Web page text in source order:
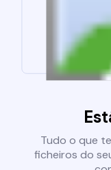
Tudo o que
ficheiros do